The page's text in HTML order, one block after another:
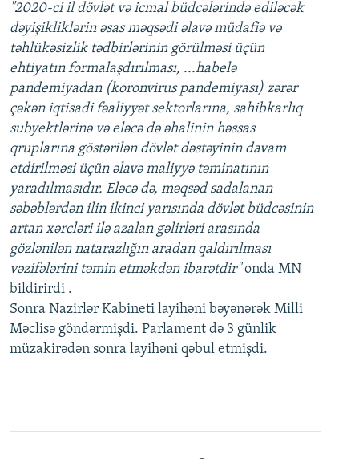
"2020-ci il dövlət və icmal büdcələrində ediləcək
dəyişikliklərin əsas məqsədi əlavə müdafiə və
təhlükəsizlik tədbirlərinin görülməsi üçün
ehtiyatın formalaşdırılması, ...habelə
pandemiyadan (koronvirus pandemiyası) zərər
çəkən iqtisadi fəaliyyət sektorlarına, sahibkarlıq
subyektlərinə və eləcə də əhalinin həssas
qruplarına göstərilən dövlət dəstəyinin davam
etdirilməsi üçün əlavə maliyyə təminatının
yaradılmasıdır. Eləcə də, məqsəd sadalanan
səbəblərdən ilin ikinci yarısında dövlət büdcəsinin
artan xərcləri ilə azalan gəlirləri arasında
gözlənilən natarazlığın aradan qaldırılması
vəzifələrini təmin etməkdən ibarətdir"onda MN
bildirirdi .
Sonra Nazirlər Kabineti layihəni bəyənərək Milli
Məclisə göndərmişdi. Parlament də 3 günlik
müzakirədən sonra layihəni qəbul etmişdi.